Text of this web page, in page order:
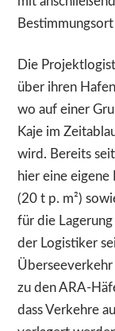
Die
über ihren
wo auf einer
Kaje im
wird. Bereits
hier eine
(20 t p. m²)
für die
der Logistiker
zu den ARA-
dass Verkehre